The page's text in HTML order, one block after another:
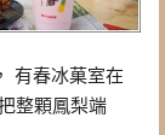
有春冰菓室在
整顆鳳梨端